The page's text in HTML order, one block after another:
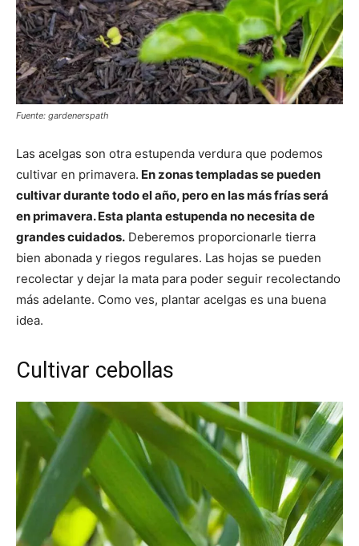
Fuente: gardenerspath
Las acelgas son otra estupenda verdura que podemos
cultivar en primavera. En zonas templadas se pueden
cultivar durante todo el año, pero en las más frías será
en primavera. Esta planta estupenda no necesita de
grandes cuidados. Deberemos proporcionarle tierra
bien abonada y riegos regulares. Las hojas se pueden
recolectar y dejar la mata para poder seguir recolectando
más adelante. Como ves, plantar acelgas es una buena
idea.
Cultivar cebollas